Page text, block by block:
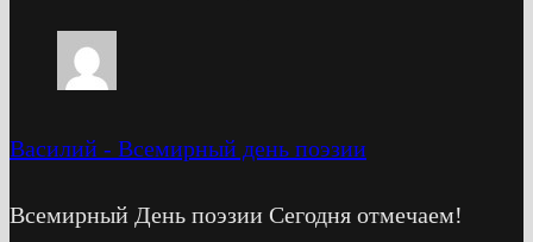
Василий - Всемирный день поэзии
Всемирный День поэзии Сегодня отмечаем!